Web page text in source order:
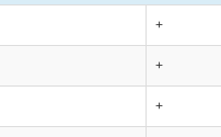
+
+
+